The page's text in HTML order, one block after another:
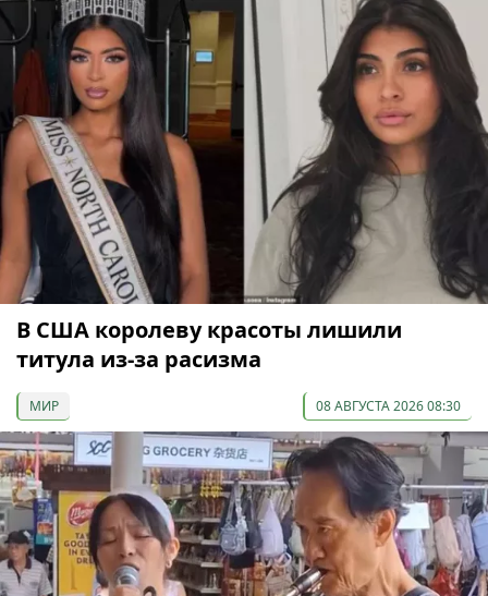
В США королеву красоты лишили
титула из-за расизма
МИР 08 АВГУСТА 2026 08:30